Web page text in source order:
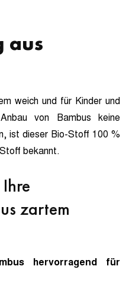
aus
weich und für Kinder und
von Bambus keine
ist dieser Bio-Stoff 100 %
bekannt.
zartem
hervorragend für